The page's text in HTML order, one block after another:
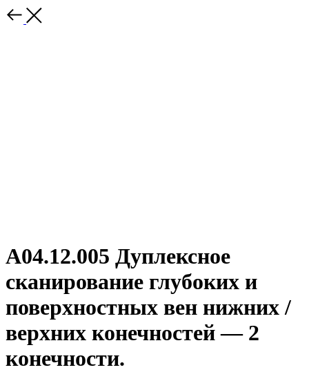
А04.12.005 Дуплексное
сканирование глубоких и
поверхностных вен нижних /
верхних конечностей — 2
конечности.